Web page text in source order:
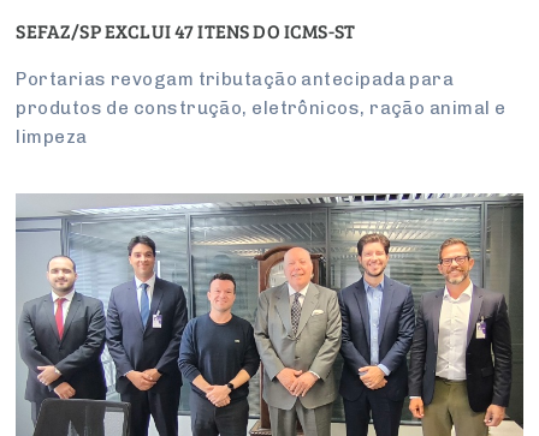
SEFAZ/SP EXCLUI 47 ITENS DO ICMS-ST
Portarias revogam tributação antecipada para
produtos de construção, eletrônicos, ração animal e
limpeza